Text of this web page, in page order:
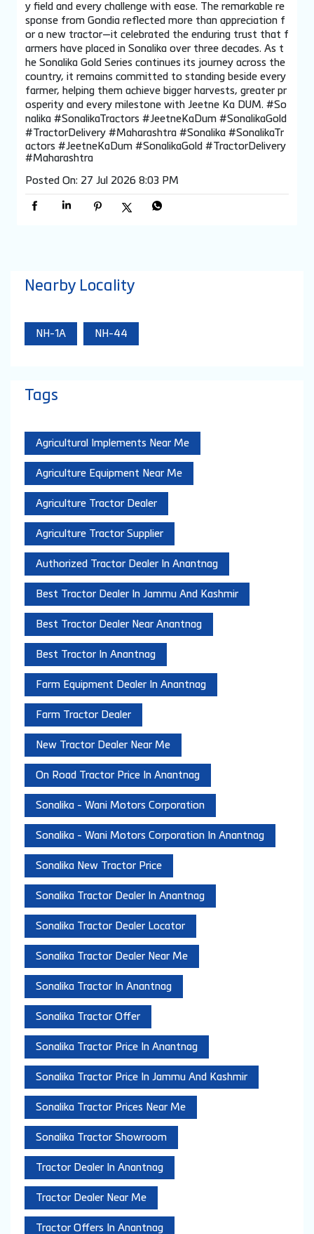
y field and every challenge with ease. The remarkable re
sponse from Gondia reflected more than appreciation f
or a new tractor—it celebrated the enduring trust that f
armers have placed in Sonalika over three decades. As t
he Sonalika Gold Series continues its journey across the
country, it remains committed to standing beside every
farmer, helping them achieve bigger harvests, greater pr
osperity and every milestone with Jeetne Ka DUM. #So
nalika #SonalikaTractors #JeetneKaDum #SonalikaGold
#TractorDelivery #Maharashtra #Sonalika #SonalikaTr
actors #JeetneKaDum #SonalikaGold #TractorDelivery
#Maharashtra
Posted On: 27 Jul 2026 8:03 PM
Nearby Locality
NH-1A NH-44
Tags
Agricultural Implements Near Me
Agriculture Equipment Near Me
Agriculture Tractor Dealer
Agriculture Tractor Supplier
Authorized Tractor Dealer In Anantnag
Best Tractor Dealer In Jammu And Kashmir
Best Tractor Dealer Near Anantnag
Best Tractor In Anantnag
Farm Equipment Dealer In Anantnag
Farm Tractor Dealer
New Tractor Dealer Near Me
On Road Tractor Price In Anantnag
Sonalika - Wani Motors Corporation
Sonalika - Wani Motors Corporation In Anantnag
Sonalika New Tractor Price
Sonalika Tractor Dealer In Anantnag
Sonalika Tractor Dealer Locator
Sonalika Tractor Dealer Near Me
Sonalika Tractor In Anantnag
Sonalika Tractor Offer
Sonalika Tractor Price In Anantnag
Sonalika Tractor Price In Jammu And Kashmir
Sonalika Tractor Prices Near Me
Sonalika Tractor Showroom
Tractor Dealer In Anantnag
Tractor Dealer Near Me
Tractor Offers In Anantnag